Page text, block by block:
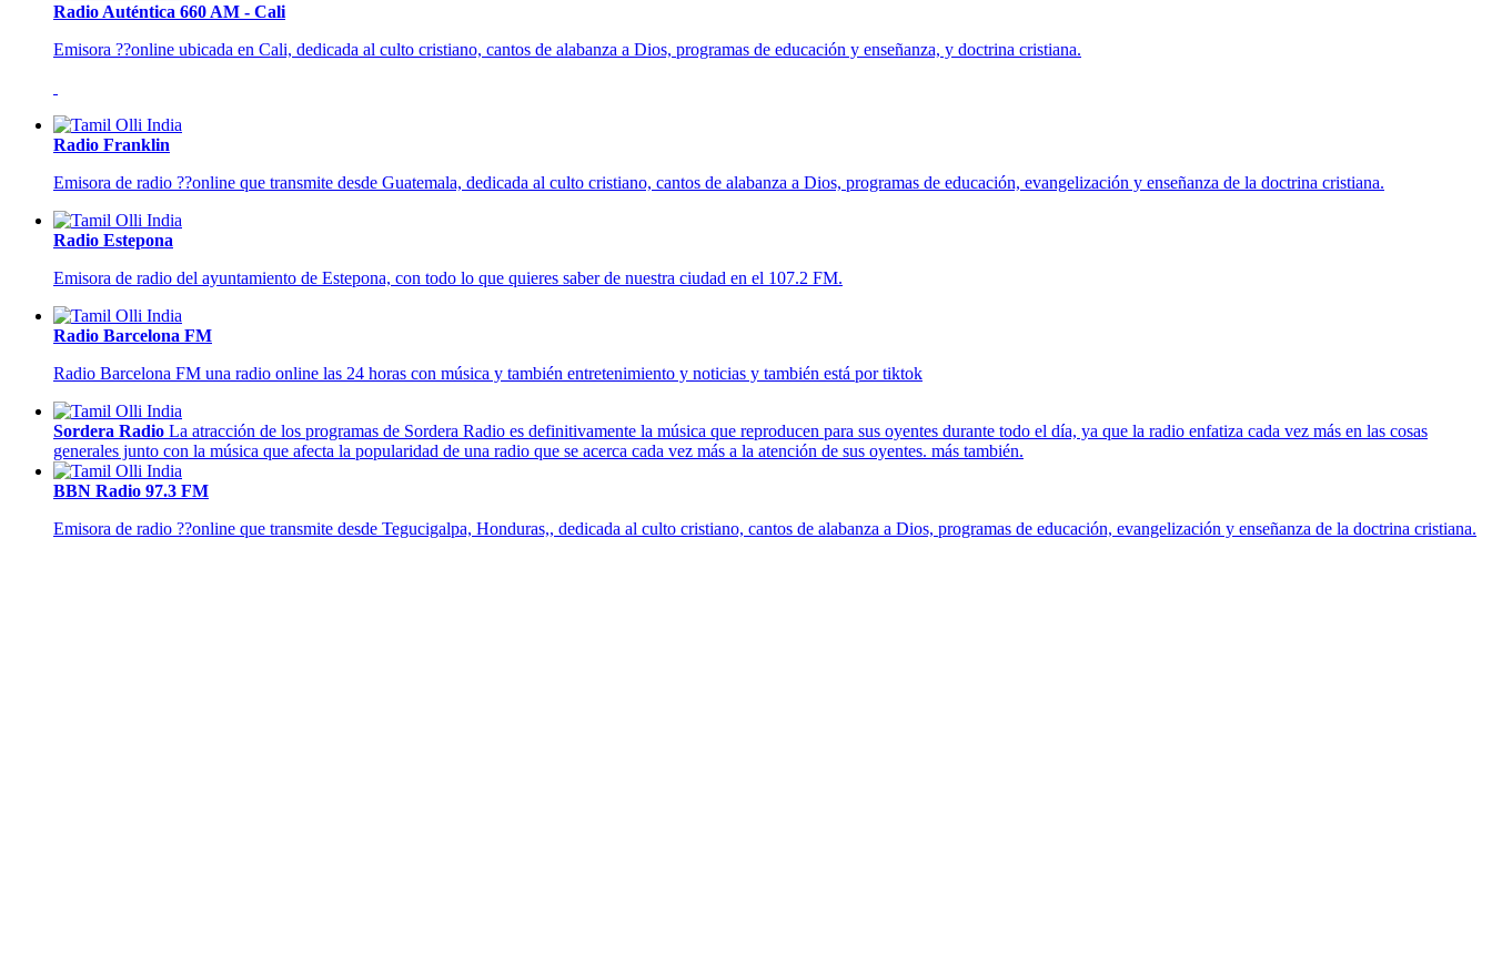
Radio Auténtica 660 AM - Cali
Emisora ??online ubicada en Cali, dedicada al culto cristiano, cantos de alabanza a Dios, programas de educación y enseñanza, y doctrina cristiana.
Radio Franklin
Emisora de radio ??online que transmite desde Guatemala, dedicada al culto cristiano, cantos de alabanza a Dios, programas de educación, evangelización y enseñanza de la doctrina cristiana.
Radio Estepona
Emisora de radio del ayuntamiento de Estepona, con todo lo que quieres saber de nuestra ciudad en el 107.2 FM.
Radio Barcelona FM
Radio Barcelona FM una radio online las 24 horas con música y también entretenimiento y noticias y también está por tiktok
Sordera Radio La atracción de los programas de Sordera Radio es definitivamente la música que reproducen para sus oyentes durante todo el día, ya que la radio enfatiza cada vez más en las cosas
generales junto con la música que afecta la popularidad de una radio que se acerca cada vez más a la atención de sus oyentes. más también.
BBN Radio 97.3 FM
Emisora de radio ??online que transmite desde Tegucigalpa, Honduras,, dedicada al culto cristiano, cantos de alabanza a Dios, programas de educación, evangelización y enseñanza de la doctrina cristiana.